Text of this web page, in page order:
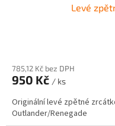
Levé
785,12 Kč bez DPH
950 Kč / ks
Originální levé zpětné
Outlander/Renegade